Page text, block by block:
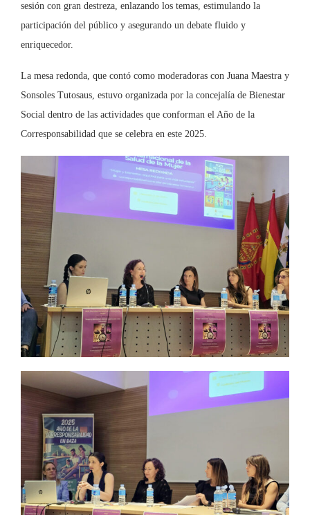
sesión con gran destreza, enlazando los temas, estimulando la
participación del público y asegurando un debate fluido y
enriquecedor.
La mesa redonda, que contó como moderadoras con Juana Maestra y
Sonsoles Tutosaus, estuvo organizada por la concejalía de Bienestar
Social dentro de las actividades que conforman el Año de la
Corresponsabilidad que se celebra en este 2025.